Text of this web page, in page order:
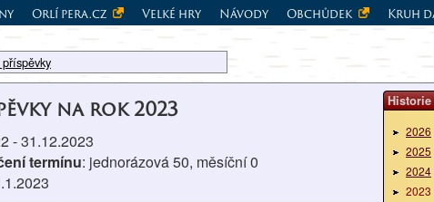
Orlí pera.cz Velké hry Návody Obchůdek Kruh
Historie
2026
2025
2024
2023
na rok 2023
- 31.12.2023
termínu: jednorázová 50, měsíční 0